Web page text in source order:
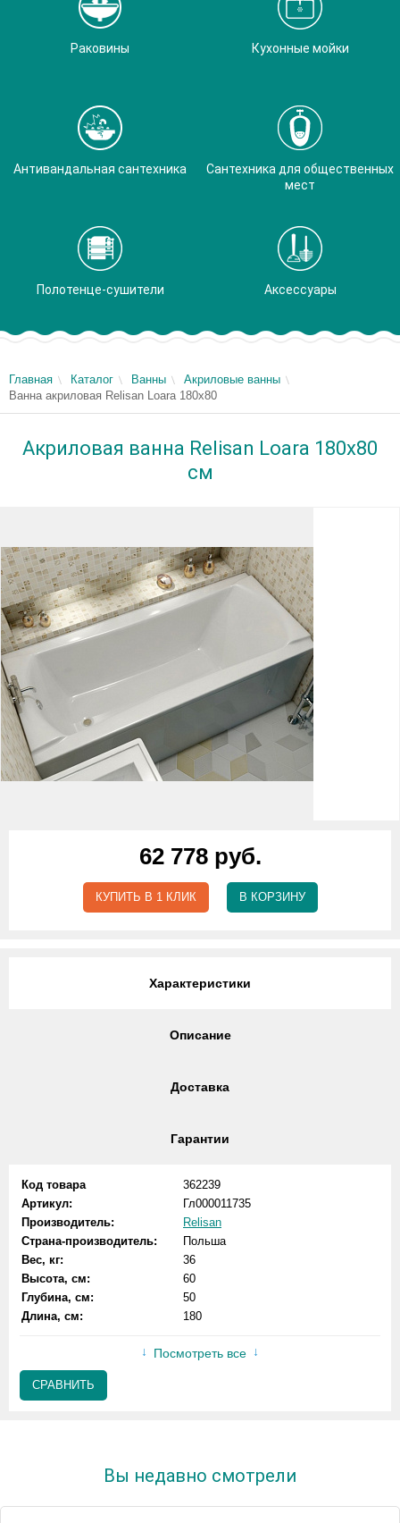
Раковины Кухонные мойки
Антивандальная сантехника
Сантехника для общественных
мест
Полотенце-сушители Аксессуары
Главная Каталог Ванны
Акриловые ванны
Ванна акриловая Relisan Loara 180x80
Акриловая ванна Relisan Loara 180x80
см
62 778 руб.
КУПИТЬ В 1 КЛИК В КОРЗИНУ
Характеристики
Описание
Доставка
Гарантии
Код товара
362239
Артикул:
Гл000011735
Производитель:
Relisan
Страна-производитель:
Польша
Вес, кг:
36
Высота, см:
60
Глубина, см:
50
Длина, см:
180
Посмотреть все
СРАВНИТЬ
Вы недавно смотрели